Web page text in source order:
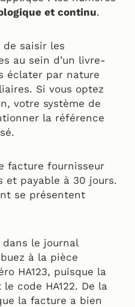
et continu.
de saisir les
au sein d’un livre-
éclater par nature
Si vous optez
votre système de
la référence
facture fournisseur
et payable à 30 jours.
se présentent
dans le journal
à la pièce
HA123, puisque la
code HA122. De la
la facture a bien